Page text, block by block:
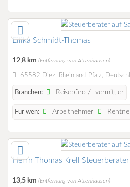
Eilika Schmidt-Thomas
12,8 km (Entfernung von Attenhausen)
65582 Diez, Rheinland-Pfalz,
Branchen: Reisebüro / -vermittler
Für wen: Arbeitnehmer
Herrn Thomas Krell Steuerberater
13,5 km (Entfernung von Attenhausen)